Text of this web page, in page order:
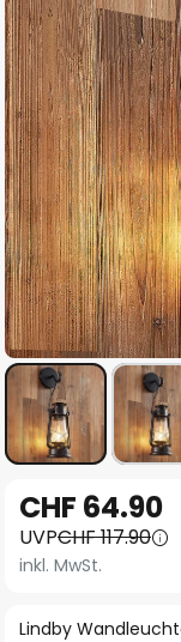
Anfang
der
Bildgalerie
Lindby
CHF 64.90
UVPCHF 117.90
inkl. MwSt.